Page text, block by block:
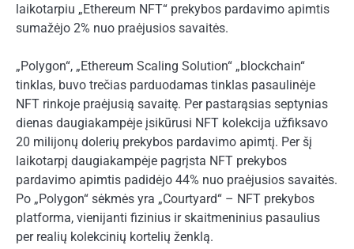
laikotarpiu „Ethereum NFT“ prekybos pardavimo apimtis
sumažėjo 2% nuo praėjusios savaitės.
„Polygon“, „Ethereum Scaling Solution“ „blockchain“
tinklas, buvo trečias parduodamas tinklas pasaulinėje
NFT rinkoje praėjusią savaitę. Per pastarąsias septynias
dienas daugiakampėje įsikūrusi NFT kolekcija užfiksavo
20 milijonų dolerių prekybos pardavimo apimtį. Per šį
laikotarpį daugiakampėje pagrįsta NFT prekybos
pardavimo apimtis padidėjo 44% nuo praėjusios savaitės.
Po „Polygon“ sėkmės yra „Courtyard“ – NFT prekybos
platforma, vienijanti fizinius ir skaitmeninius pasaulius
per realių kolekcinių kortelių ženklą.